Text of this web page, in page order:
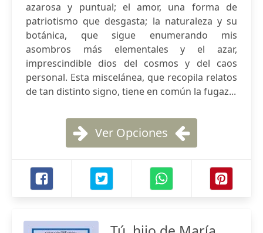
azarosa y puntual; el amor, una forma de
patriotismo que desgasta; la naturaleza y su
botánica, que sigue enumerando mis
asombros más elementales y el azar,
imprescindible dios del cosmos y del caos
personal. Esta miscelánea, que recopila relatos
de tan distinto signo, tiene en común la fugaz...
Ver Opciones